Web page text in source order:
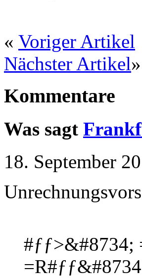
« Voriger Artikel
Nächster Artikel»
Kommentare
Was sagt
18. September